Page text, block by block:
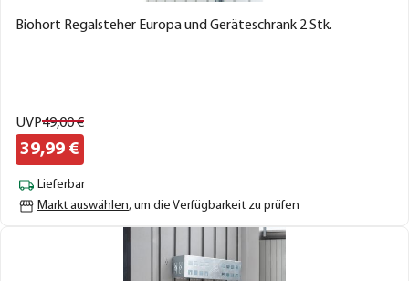
Biohort Regalsteher Europa und Geräteschrank 2 Stk.
UVP49,00€
39,99 €
Lieferbar
Markt auswählen, um die Verfügbarkeit zu prüfen